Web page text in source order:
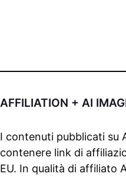
AFFILIATION + AI
I contenuti pubblicati su
contenere link di
EU. In qualità di affiliato